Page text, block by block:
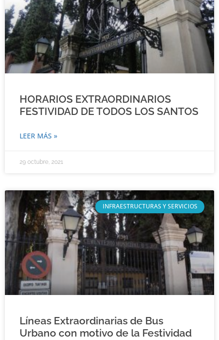
HORARIOS EXTRAORDINARIOS
FESTIVIDAD DE TODOS LOS SANTOS
LEER MÁS »
29 octubre, 2021
INFRAESTRUCTURAS Y SERVICIOS
Líneas Extraordinarias de Bus
Urbano con motivo de la Festividad